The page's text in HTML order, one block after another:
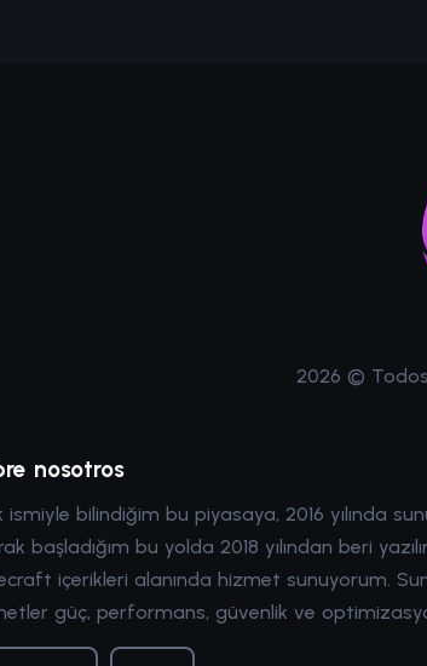
2026 ©
nosotros
ismiyle bilindiğim bu piyasaya, 2016 yılında
başladığım bu yolda 2018 yılından beri
içerikleri alanında hizmet sunuyorum.
güç, performans, güvenlik ve